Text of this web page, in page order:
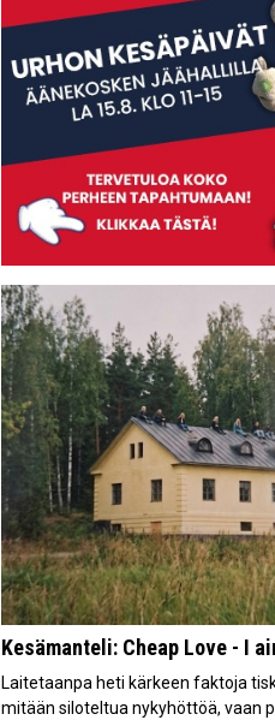
Kesämanteli: Cheap Love - I
Laitetaanpa heti kärkeen faktoja
mitään siloteltua nykyhöttöä, vaan